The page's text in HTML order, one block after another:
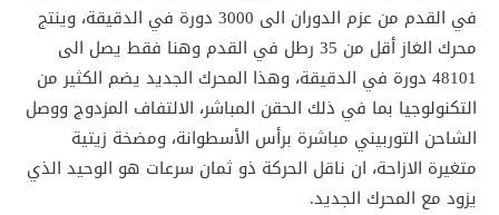
في القدم من عزم الدوران الى 3000 دورة في الدقيقة، وينتج
محرك الغاز أقل من 35 رطل في القدم وهنا فقط يصل الى
48101 دورة في الدقيقة، وهذا المحرك الجديد يضم الكثير من
التكنولوجيا بما في ذلك الحقن المباشر، الالتفاف المزدوج ووصل
الشاحن التوربيني مباشرة برأس الأسطوانة، ومضخة زيتية
متغيرة الازاحة، ان ناقل الحركة ذو ثمان سرعات هو الوحيد الذي
يزود مع المحرك الجديد.